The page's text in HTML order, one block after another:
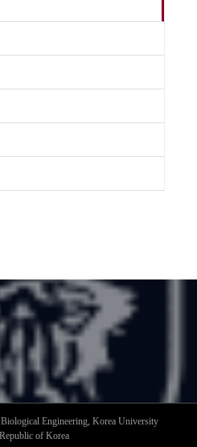
Engineering, Korea University
of Korea